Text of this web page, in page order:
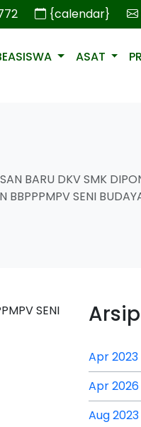
{calendar}
ASAT
BARU DKV SMK
BBPPPMPV SENI
Arsip
Apr
Apr
Aug